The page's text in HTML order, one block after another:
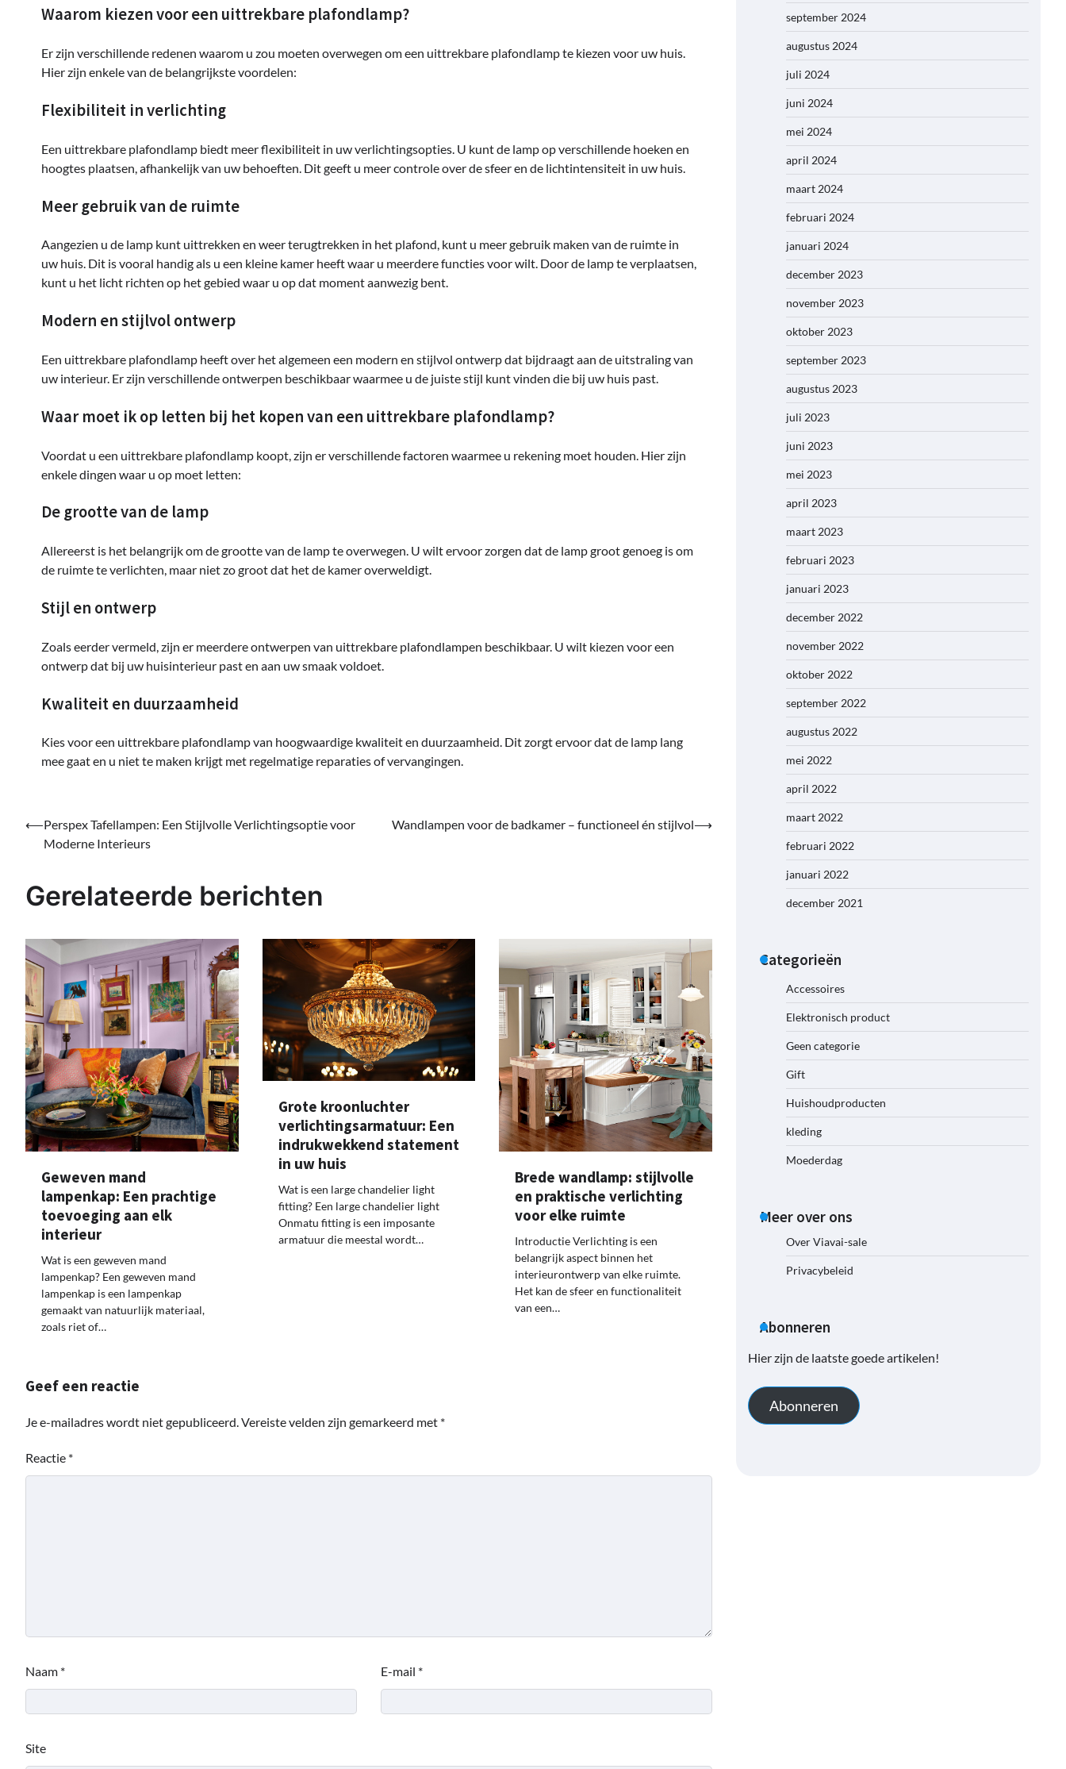
Waarom kiezen voor een uittrekbare plafondlamp?
Er zijn verschillende redenen waarom u zou moeten overwegen om een uittrekbare plafondlamp te kiezen voor uw huis.
Hier zijn enkele van de belangrijkste voordelen:
Flexibiliteit in verlichting
Een uittrekbare plafondlamp biedt meer flexibiliteit in uw verlichtingsopties. U kunt de lamp op verschillende hoeken en
hoogtes plaatsen, afhankelijk van uw behoeften. Dit geeft u meer controle over de sfeer en de lichtintensiteit in uw huis.
Meer gebruik van de ruimte
Aangezien u de lamp kunt uittrekken en weer terugtrekken in het plafond, kunt u meer gebruik maken van de ruimte in
uw huis. Dit is vooral handig als u een kleine kamer heeft waar u meerdere functies voor wilt. Door de lamp te verplaatsen,
kunt u het licht richten op het gebied waar u op dat moment aanwezig bent.
Modern en stijlvol ontwerp
Een uittrekbare plafondlamp heeft over het algemeen een modern en stijlvol ontwerp dat bijdraagt aan de uitstraling van
uw interieur. Er zijn verschillende ontwerpen beschikbaar waarmee u de juiste stijl kunt vinden die bij uw huis past.
Waar moet ik op letten bij het kopen van een uittrekbare plafondlamp?
Voordat u een uittrekbare plafondlamp koopt, zijn er verschillende factoren waarmee u rekening moet houden. Hier zijn
enkele dingen waar u op moet letten:
De grootte van de lamp
Allereerst is het belangrijk om de grootte van de lamp te overwegen. U wilt ervoor zorgen dat de lamp groot genoeg is om
de ruimte te verlichten, maar niet zo groot dat het de kamer overweldigt.
Stijl en ontwerp
Zoals eerder vermeld, zijn er meerdere ontwerpen van uittrekbare plafondlampen beschikbaar. U wilt kiezen voor een
ontwerp dat bij uw huisinterieur past en aan uw smaak voldoet.
Kwaliteit en duurzaamheid
Kies voor een uittrekbare plafondlamp van hoogwaardige kwaliteit en duurzaamheid. Dit zorgt ervoor dat de lamp lang
mee gaat en u niet te maken krijgt met regelmatige reparaties of vervangingen.
Bericht
navigatie
⟵Perspex Tafellampen: Een Stijlvolle Verlichtingsoptie voor
Moderne Interieurs
Wandlampen voor de badkamer – functioneel én stijlvol⟶
Gerelateerde berichten
Geweven mand
lampenkap: Een prachtige
toevoeging aan elk
interieur
Wat is een geweven mand
lampenkap? Een geweven mand
lampenkap is een lampenkap
gemaakt van natuurlijk materiaal,
zoals riet of…
Grote kroonluchter
verlichtingsarmatuur: Een
indrukwekkend statement
in uw huis
Wat is een large chandelier light
fitting? Een large chandelier light
Onmatu fitting is een imposante
armatuur die meestal wordt…
Brede wandlamp: stijlvolle
en praktische verlichting
voor elke ruimte
Introductie Verlichting is een
belangrijk aspect binnen het
interieurontwerp van elke ruimte.
Het kan de sfeer en functionaliteit
van een…
Geef een reactie
Je e-mailadres wordt niet gepubliceerd.Vereiste velden zijn gemarkeerd met *
Reactie *
Naam * E-mail *
Site
september 2024
augustus 2024
juli 2024
juni 2024
mei 2024
april 2024
maart 2024
februari 2024
januari 2024
december 2023
november 2023
oktober 2023
september 2023
augustus 2023
juli 2023
juni 2023
mei 2023
april 2023
maart 2023
februari 2023
januari 2023
december 2022
november 2022
oktober 2022
september 2022
augustus 2022
mei 2022
april 2022
maart 2022
februari 2022
januari 2022
december 2021
Categorieën
Accessoires
Elektronisch product
Geen categorie
Gift
Huishoudproducten
kleding
Moederdag
Meer over ons
Over Viavai-sale
Privacybeleid
Abonneren
Hier zijn de laatste goede artikelen!
Abonneren